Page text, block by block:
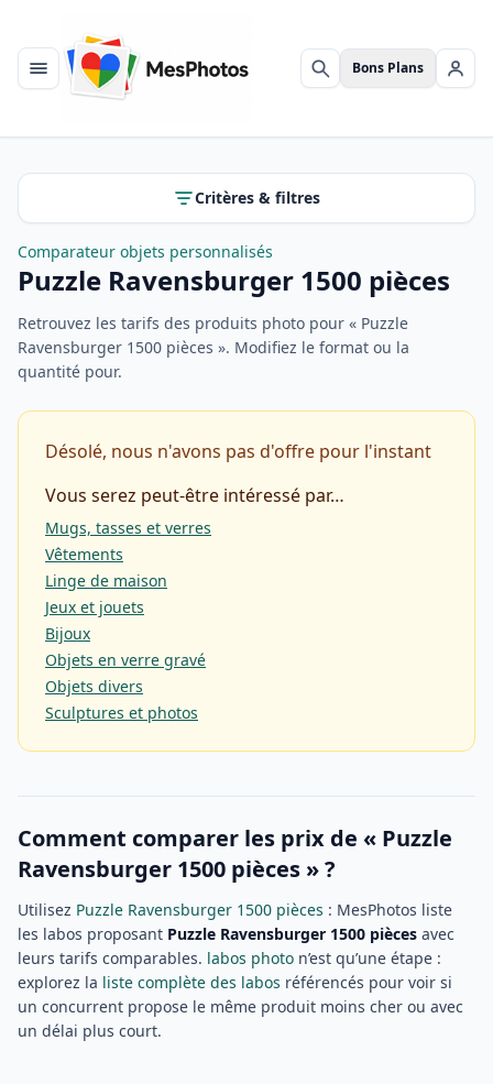
Menu Rechercher
Bons Plans Se
Critères & filtres
Comparateur objets personnalisés
Puzzle Ravensburger 1500 pièces
Retrouvez les tarifs des produits photo pour « Puzzle
Ravensburger 1500 pièces ». Modifiez le format ou la
quantité pour.
Désolé, nous n'avons pas d'offre pour l'instant
Vous serez peut-être intéressé par…
Mugs, tasses et verres
Vêtements
Linge de maison
Jeux et jouets
Bijoux
Objets en verre gravé
Objets divers
Sculptures et photos
Comment comparer les prix de « Puzzle
Ravensburger 1500 pièces » ?
Utilisez Puzzle Ravensburger 1500 pièces : MesPhotos liste
les labos proposant Puzzle Ravensburger 1500 pièces avec
leurs tarifs comparables. labos photo n’est qu’une étape :
explorez la liste complète des labos référencés pour voir si
un concurrent propose le même produit moins cher ou avec
un délai plus court.